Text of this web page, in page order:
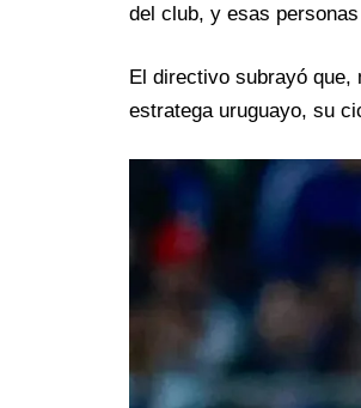
del club, y esas
El directivo subrayó que,
estratega uruguayo, su